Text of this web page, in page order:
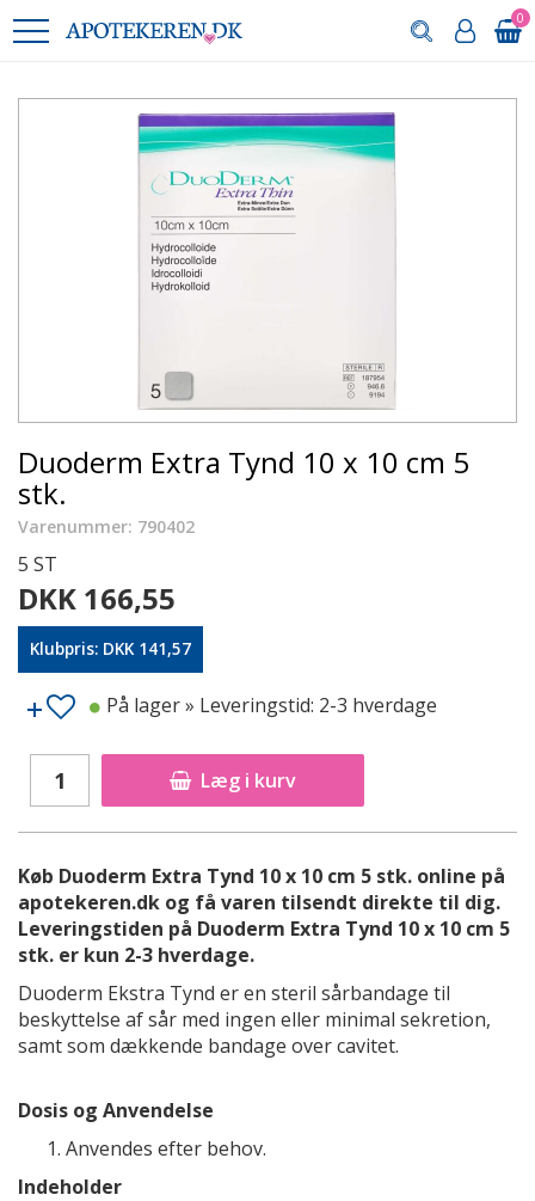
0
Duoderm Extra Tynd 10 x 10 cm 5
stk.
Varenummer: 790402
5 ST
DKK 166,55
Klubpris: DKK 141,57
Læg i kurv
På lager» Leveringstid: 2-3 hverdage
Køb Duoderm Extra Tynd 10 x 10 cm 5 stk. online på
apotekeren.dk og få varen tilsendt direkte til dig.
Leveringstiden på Duoderm Extra Tynd 10 x 10 cm 5
stk. er kun 2-3 hverdage.
Duoderm Ekstra Tynd er en steril sårbandage til
beskyttelse af sår med ingen eller minimal sekretion,
samt som dækkende bandage over cavitet.
Dosis og Anvendelse
Anvendes efter behov.
Indeholder